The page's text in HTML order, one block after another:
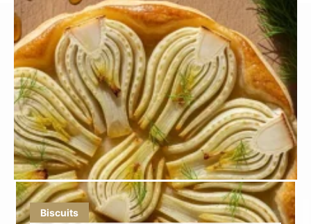
Biscuits
Recettes salées
Recettes sucrées